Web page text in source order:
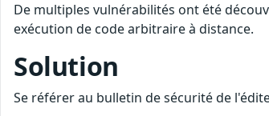
De multiples vulnérabilités ont été
exécution de code arbitraire à distance.
Solution
Se référer au bulletin de sécurité de